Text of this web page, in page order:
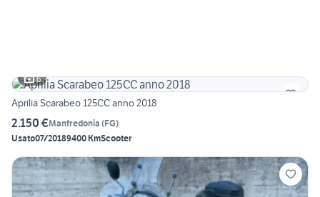
6
Aprilia Scarabeo 125CC anno 2018
2.150 €Manfredonia (FG)
Usato07/20189400 KmScooter